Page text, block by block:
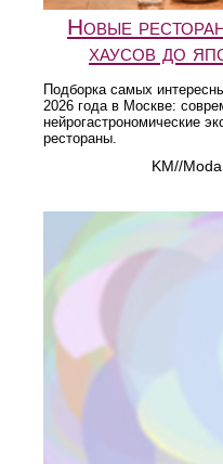
Новые
хаусов до
Подборка самых
2026 года в Москве:
нейрогастрономические
рестораны.
KM//